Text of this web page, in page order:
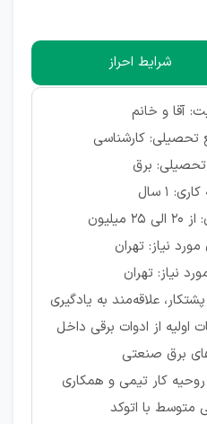
شرایط احراز
آقا و خانم
کارشناسی
برق
۱ سال
میلیون
مورد نیاز: تهران
نیاز: تهران
پشتکار، علاقه‌مند به یادگیری
اولیه از ادوات برقی داخل
برق صنعتی
روحیه کار تیمی و همکاری
متوسط با اتوکد